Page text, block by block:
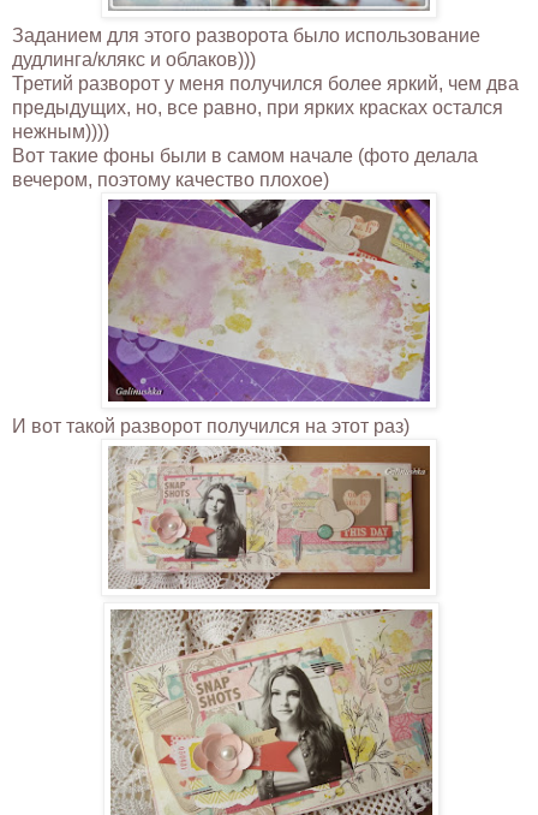
Заданием для этого разворота было использование
дудлинга/клякс и облаков)))
Третий разворот у меня получился более яркий, чем два
предыдущих, но, все равно, при ярких красках остался
нежным))))
Вот такие фоны были в самом начале (фото делала
вечером, поэтому качество плохое)
И вот такой разворот получился на этот раз)